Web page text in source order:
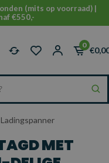
(mits op voorraad) |
€550,-
0
MET